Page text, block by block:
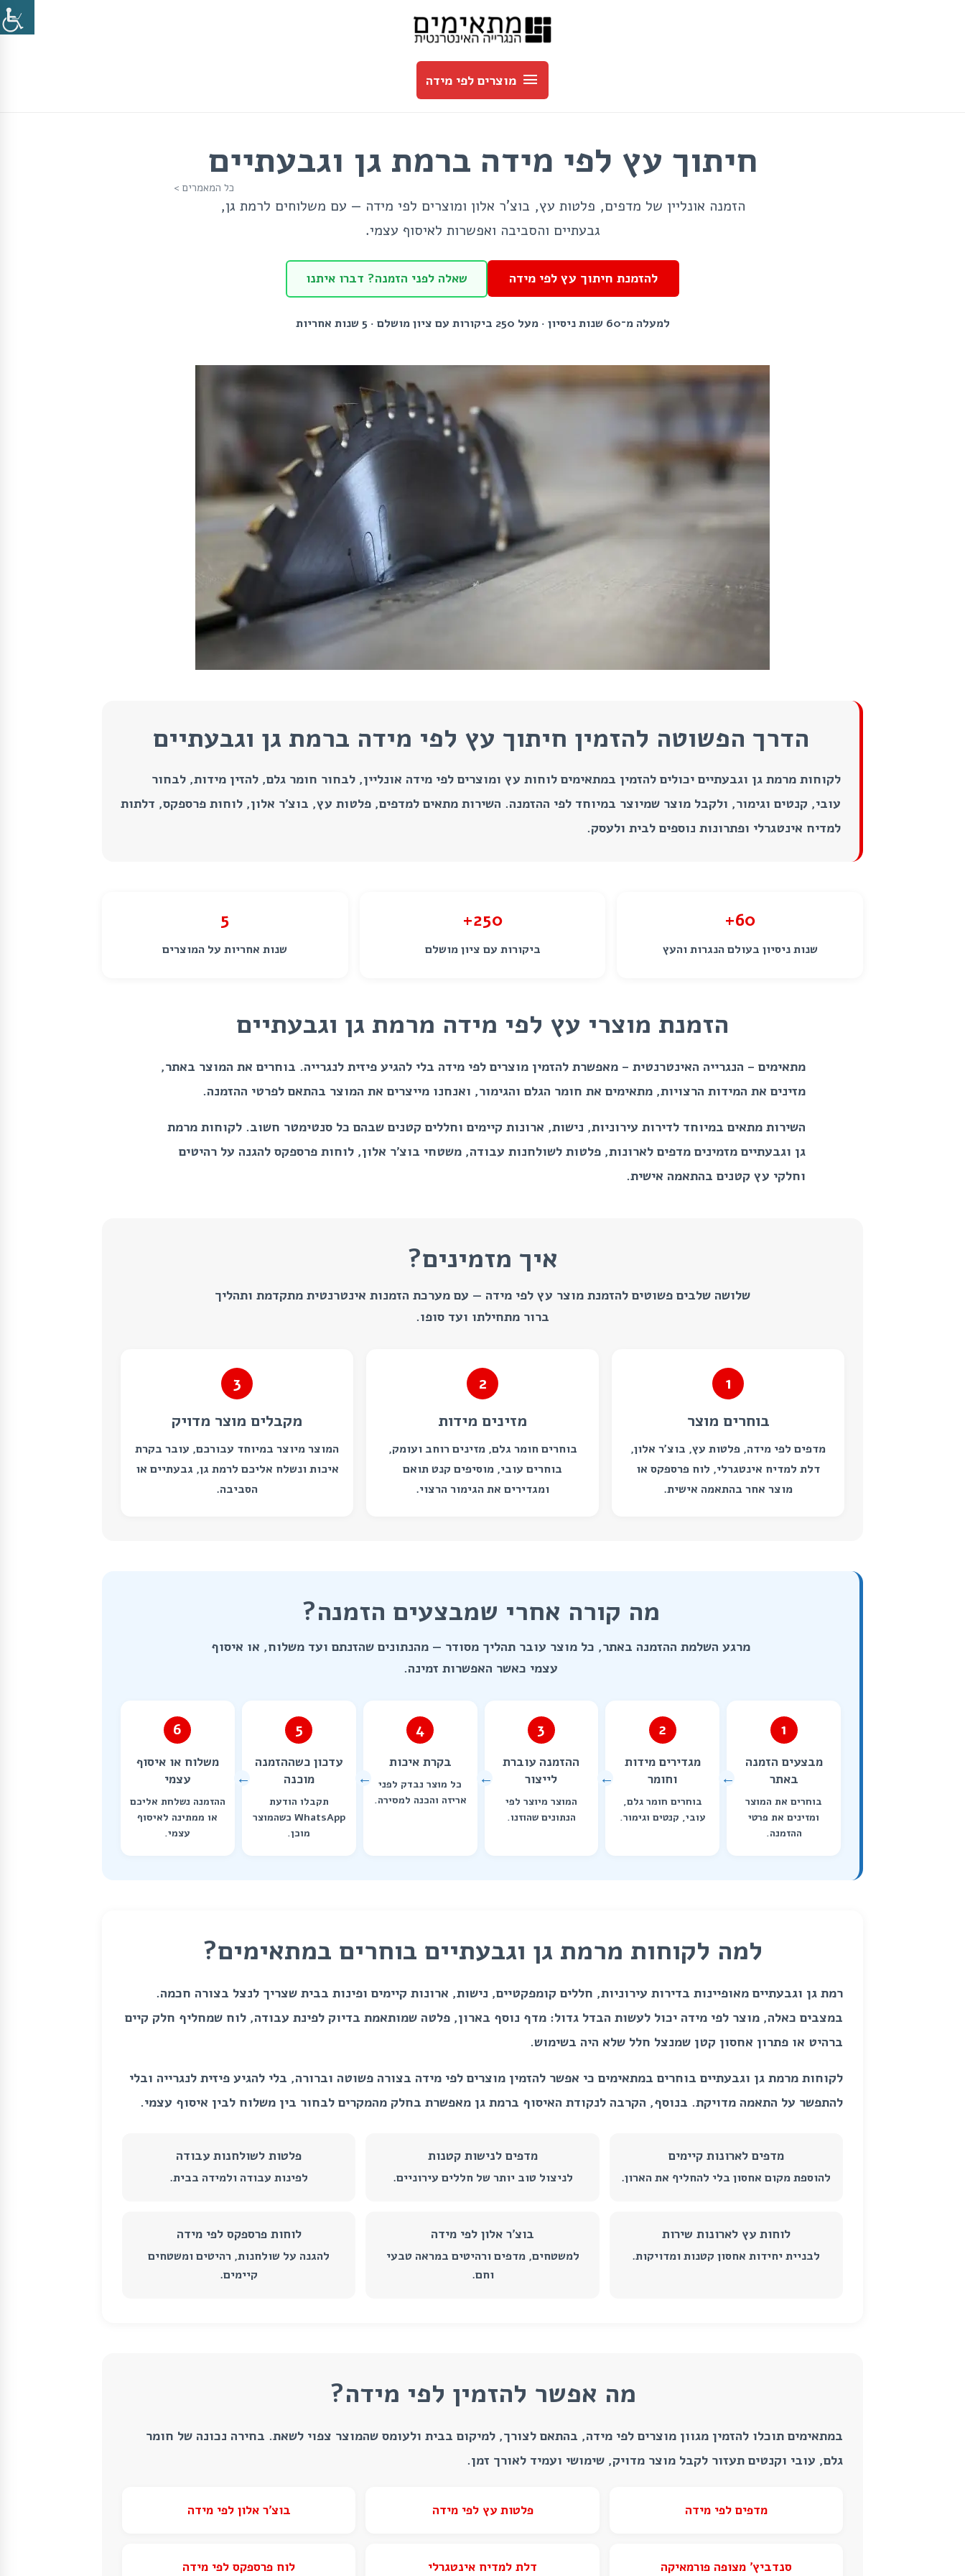
מוצרים
לפי
מידה
מוצרים לפי מידה
חיתוך עץ לפי מידה ברמת גן וגבעתיים
כל המאמרים >
הזמנה אונליין של מדפים, פלטות עץ, בוצ’ר אלון ומוצרים לפי מידה — עם משלוחים לרמת גן,
גבעתיים והסביבה ואפשרות לאיסוף עצמי.
להזמנת חיתוך עץ לפי מידה שאלה לפני הזמנה? דברו איתנו
למעלה מ־60 שנות ניסיון · מעל 250 ביקורות עם ציון מושלם · 5 שנות אחריות
הדרך הפשוטה להזמין חיתוך עץ לפי מידה ברמת גן וגבעתיים
לקוחות מרמת גן וגבעתיים יכולים להזמין במתאימים לוחות עץ ומוצרים לפי מידה אונליין, לבחור חומר גלם, להזין מידות, לבחור
עובי, קנטים וגימור, ולקבל מוצר שמיוצר במיוחד לפי ההזמנה. השירות מתאים למדפים, פלטות עץ, בוצ’ר אלון, לוחות פרספקס, דלתות
למדיח אינטגרלי ופתרונות נוספים לבית ולעסק.
60+
שנות ניסיון בעולם הנגרות והעץ
250+
ביקורות עם ציון מושלם
5
שנות אחריות על המוצרים
הזמנת מוצרי עץ לפי מידה מרמת גן וגבעתיים
מתאימים – הנגרייה האינטרנטית – מאפשרת להזמין מוצרים לפי מידה בלי להגיע פיזית לנגרייה. בוחרים את המוצר באתר,
מזינים את המידות הרצויות, מתאימים את חומר הגלם והגימור, ואנחנו מייצרים את המוצר בהתאם לפרטי ההזמנה.
השירות מתאים במיוחד לדירות עירוניות, נישות, ארונות קיימים וחללים קטנים שבהם כל סנטימטר חשוב. לקוחות מרמת
גן וגבעתיים מזמינים מדפים לארונות, פלטות לשולחנות עבודה, משטחי בוצ’ר אלון, לוחות פרספקס להגנה על רהיטים
וחלקי עץ קטנים בהתאמה אישית.
איך מזמינים?
שלושה שלבים פשוטים להזמנת מוצר עץ לפי מידה — עם מערכת הזמנות אינטרנטית מתקדמת ותהליך
ברור מתחילתו ועד סופו.
1
בוחרים מוצר
מדפים לפי מידה, פלטות עץ, בוצ’ר אלון,
דלת למדיח אינטגרלי, לוח פרספקס או
מוצר אחר בהתאמה אישית.
2
מזינים מידות
בוחרים חומר גלם, מזינים רוחב ועומק,
בוחרים עובי, מוסיפים קנט תואם
ומגדירים את הגימור הרצוי.
3
מקבלים מוצר מדויק
המוצר מיוצר במיוחד עבורכם, עובר בקרת
איכות ונשלח אליכם לרמת גן, גבעתיים או
הסביבה.
מה קורה אחרי שמבצעים הזמנה?
מרגע השלמת ההזמנה באתר, כל מוצר עובר תהליך מסודר — מהנתונים שהזנתם ועד משלוח, או איסוף
עצמי כאשר האפשרות זמינה.
1
מבצעים הזמנה
באתר
בוחרים את המוצר
ומזינים את פרטי
ההזמנה.
2
מגדירים מידות
וחומר
בוחרים חומר גלם,
עובי, קנטים וגימור.
3
ההזמנה עוברת
לייצור
המוצר מיוצר לפי
הנתונים שהוזנו.
4
בקרת איכות
כל מוצר נבדק לפני
אריזה והכנה למסירה.
5
עדכון כשההזמנה
מוכנה
תקבלו הודעת
WhatsApp כשהמוצר
מוכן.
6
משלוח או איסוף
עצמי
ההזמנה נשלחת אליכם
או ממתינה לאיסוף
עצמי.
למה לקוחות מרמת גן וגבעתיים בוחרים במתאימים?
רמת גן וגבעתיים מאופיינות בדירות עירוניות, חללים קומפקטיים, נישות, ארונות קיימים ופינות בבית שצריך לנצל בצורה חכמה.
במצבים כאלה, מוצר לפי מידה יכול לעשות הבדל גדול: מדף נוסף בארון, פלטה שמותאמת בדיוק לפינת עבודה, לוח שמחליף חלק קיים
ברהיט או פתרון אחסון קטן שמנצל חלל שלא היה בשימוש.
לקוחות מרמת גן וגבעתיים בוחרים במתאימים כי אפשר להזמין מוצרים לפי מידה בצורה פשוטה וברורה, בלי להגיע פיזית לנגרייה ובלי
להתפשר על התאמה מדויקת. בנוסף, הקרבה לנקודת האיסוף ברמת גן מאפשרת בחלק מהמקרים לבחור בין משלוח לבין איסוף עצמי.
מדפים לארונות קיימים
להוספת מקום אחסון בלי להחליף את הארון.
מדפים לנישות קטנות
לניצול טוב יותר של חללים עירוניים.
פלטות לשולחנות עבודה
לפינות עבודה ולמידה בבית.
לוחות עץ לארונות שירות
לבניית יחידות אחסון קטנות ומדויקות.
בוצ’ר אלון לפי מידה
למשטחים, מדפים ורהיטים במראה טבעי
וחם.
לוחות פרספקס לפי מידה
להגנה על שולחנות, רהיטים ומשטחים
קיימים.
מה אפשר להזמין לפי מידה?
במתאימים תוכלו להזמין מגוון מוצרים לפי מידה, בהתאם לצורך, למיקום בבית ולעומס שהמוצר צפוי לשאת. בחירה נכונה של חומר
גלם, עובי וקנטים תעזור לקבל מוצר מדויק, שימושי ועמיד לאורך זמן.
מדפים לפי מידה פלטות עץ לפי מידה בוצ’ר אלון לפי מידה
סנדביץ’ מצופה פורמאיקה דלת למדיח אינטגרלי לוח פרספקס לפי מידה